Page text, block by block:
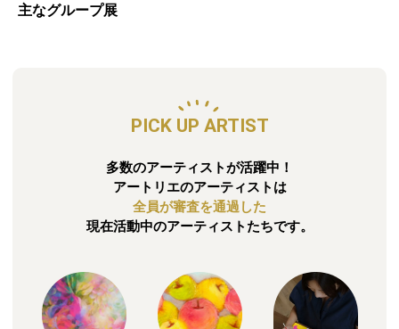
主なグループ展
PICK UP ARTIST
多数のアーティストが活躍中！
アートリエのアーティストは
全員が審査を通過した
現在活動中のアーティストたちです。